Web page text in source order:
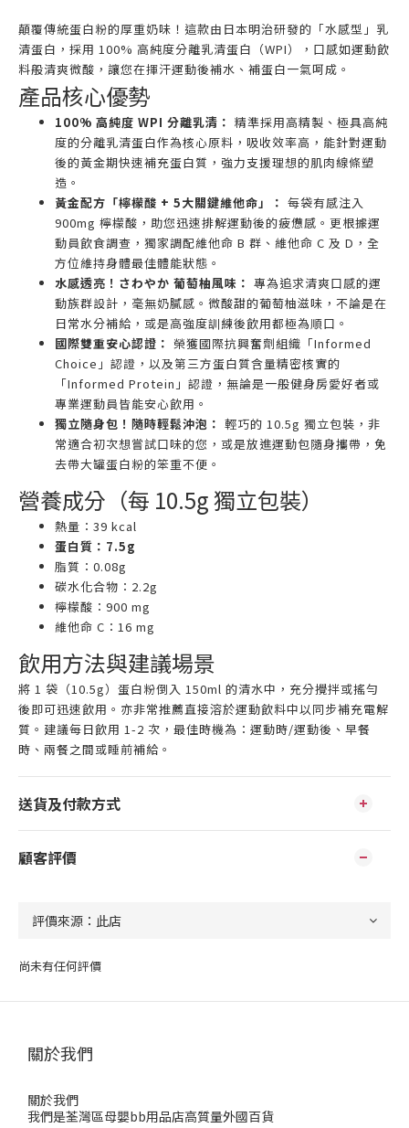
顛覆傳統蛋白粉的厚重奶味！這款由日本明治研發的「水感型」乳
清蛋白，採用 100% 高純度分離乳清蛋白（WPI），口感如運動飲
料般清爽微酸，讓您在揮汗運動後補水、補蛋白一氣呵成。
產品核心優勢
100% 高純度 WPI 分離乳清： 精準採用高精製、極具高純
度的分離乳清蛋白作為核心原料，吸收效率高，能針對運動
後的黃金期快速補充蛋白質，強力支援理想的肌肉線條塑
造。
黃金配方「檸檬酸 + 5大關鍵維他命」： 每袋有感注入
900mg 檸檬酸，助您迅速排解運動後的疲憊感。更根據運
動員飲食調查，獨家調配維他命 B 群、維他命 C 及 D，全
方位維持身體最佳體能狀態。
水感透亮！さわやか 葡萄柚風味： 專為追求清爽口感的運
動族群設計，毫無奶膩感。微酸甜的葡萄柚滋味，不論是在
日常水分補給，或是高強度訓練後飲用都極為順口。
國際雙重安心認證： 榮獲國際抗興奮劑組織「Informed
Choice」認證，以及第三方蛋白質含量精密核實的
「Informed Protein」認證，無論是一般健身房愛好者或
專業運動員皆能安心飲用。
獨立隨身包！隨時輕鬆沖泡： 輕巧的 10.5g 獨立包裝，非
常適合初次想嘗試口味的您，或是放進運動包隨身攜帶，免
去帶大罐蛋白粉的笨重不便。
營養成分（每 10.5g 獨立包裝）
熱量：39 kcal
蛋白質：7.5g
脂質：0.08g
碳水化合物：2.2g
檸檬酸：900 mg
維他命 C：16 mg
飲用方法與建議場景
將 1 袋（10.5g）蛋白粉倒入 150ml 的清水中，充分攪拌或搖勻
後即可迅速飲用。亦非常推薦直接溶於運動飲料中以同步補充電解
質。建議每日飲用 1-2 次，最佳時機為：運動時/運動後、早餐
時、兩餐之間或睡前補給。
送貨及付款方式
顧客評價
尚未有任何評價
關於我們
關於我們
我們是荃灣區母嬰bb用品店高質量外國百貨